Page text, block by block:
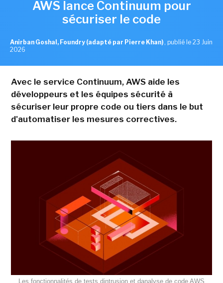
AWS lance Continuum pour
sécuriser le code
Anirban Goshal, Foundry (adapté par Pierre Khan) , publié le 23 Juin
2026
Avec le service Continuum, AWS aide les
développeurs et les équipes sécurité à
sécuriser leur propre code ou tiers dans le but
d'automatiser les mesures correctives.
Les fonctionnalités de tests dintrusion et danalyse de code AWS